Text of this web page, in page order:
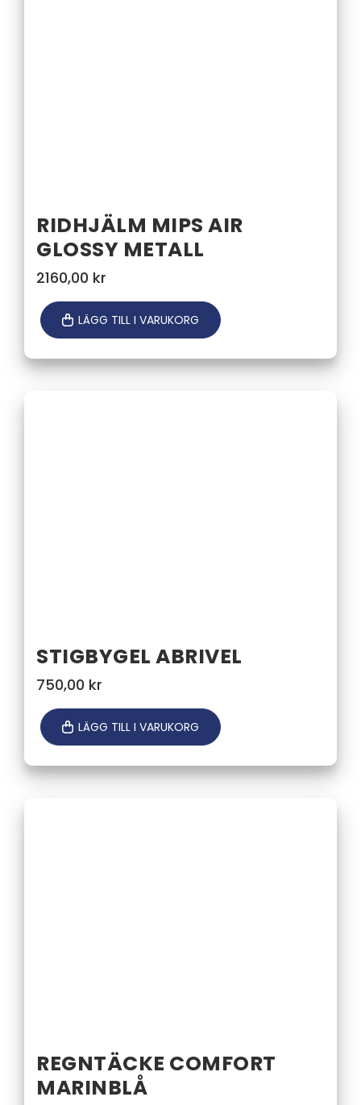
RIDHJÄLM MIPS AIR
GLOSSY METALL
2160,00 kr
LÄGG TILL I VARUKORG
STIGBYGEL ABRIVEL
750,00 kr
LÄGG TILL I VARUKORG
REGNTÄCKE COMFORT
MARINBLÅ